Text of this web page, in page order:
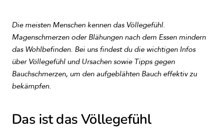
Die meisten Menschen kennen das Völlegefühl.
Magenschmerzen oder Blähungen nach dem Essen mindern
das Wohlbefinden. Bei uns findest du die wichtigen Infos
über Völlegefühl und Ursachen sowie Tipps gegen
Bauchschmerzen, um den aufgeblähten Bauch effektiv zu
bekämpfen.
Das ist das Völlegefühl